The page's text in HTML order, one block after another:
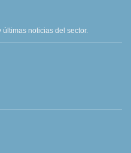
noticias del sector.